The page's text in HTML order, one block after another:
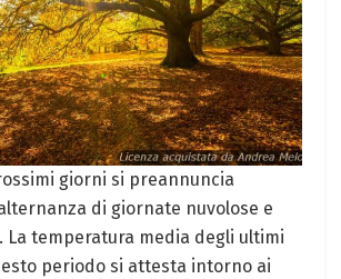
giorni si preannuncia
di giornate nuvolose e
La temperatura media degli ultimi
periodo si attesta intorno ai